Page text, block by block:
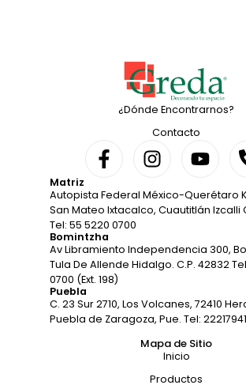
¿Dónde Encontrarnos?
Contacto
Matriz
Autopista Federal México-Querétaro
San Mateo Ixtacalco, Cuautitlán Izcalli
Tel: 55 5220 0700
Bomintzha
Av Libramiento Independencia 300,
Tula De Allende Hidalgo. C.P. 42832
0700 (Ext. 198)
Puebla
C. 23 Sur 2710, Los Volcanes, 72410
Puebla de Zaragoza, Pue. Tel:
Mapa de Sitio
Inicio
Productos